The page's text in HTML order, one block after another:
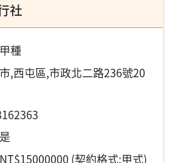
社
種
,西屯區,市政北二路236號20
(契約格式:甲式)